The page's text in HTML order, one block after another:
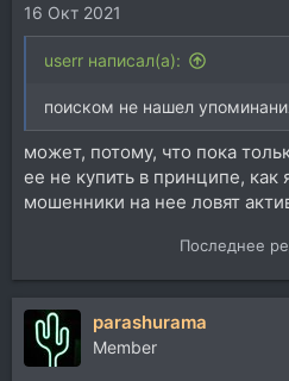
16 Окт 2021
userr написал(а):
поиском не нашел
может, потому, что пока
ее не купить в принципе,
мошенники на нее ловят
Последнее
parashurama
Member